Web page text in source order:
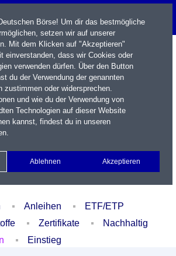
Watchlist Portfolio Login
Anleihen
ETF/ETP
Zertifikate
Nachhaltig
Einstieg
Börse! Um dir das bestmögliche
setzen wir auf unserer
Mit dem Klicken auf "Akzeptieren"
einverstanden, dass wir Cookies oder
verwenden dürfen. Über den Button
du der Verwendung der genannten
zustimmen oder widersprechen.
und wie du der Verwendung von
Technologien auf dieser Website
kannst, findest du in unseren
.
Ablehnen Akzeptieren